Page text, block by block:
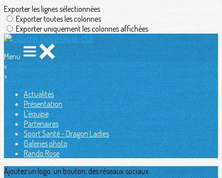
Exporter les lignes sélectionnées
Exporter toutes les colonnes
Exporter uniquement les colonnes affichées
Menu
<
>
Actualités
Présentation
L'équipe
Partenaires
Sport Santé - Dragon Ladies
Galeries photo
Rando Rose
Ajoutez un logo, un bouton, des réseaux sociaux